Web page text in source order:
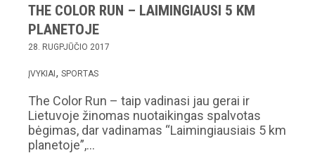
THE COLOR RUN – LAIMINGIAUSI 5 KM
PLANETOJE
28. RUGPJŪČIO 2017
ĮVYKIAI SPORTAS
The Color Run – taip vadinasi jau gerai ir
Lietuvoje žinomas nuotaikingas spalvotas
bėgimas, dar vadinamas “Laimingiausiais 5 km
planetoje”,…